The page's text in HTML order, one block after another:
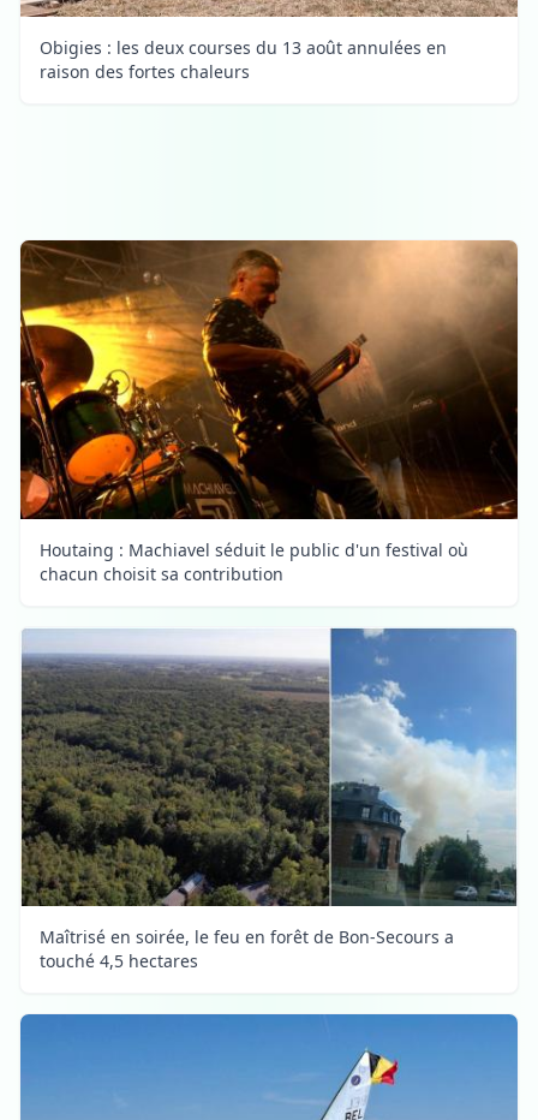
Obigies : les deux courses du 13 août annulées en
raison des fortes chaleurs
Houtaing : Machiavel séduit le public d'un festival où
chacun choisit sa contribution
Maîtrisé en soirée, le feu en forêt de Bon-Secours a
touché 4,5 hectares